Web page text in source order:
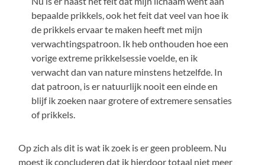
bepaalde prikkels, ook het feit dat veel van hoe ik
de prikkels ervaar te maken heeft met mijn
verwachtingspatroon. Ik heb onthouden hoe een
vorige extreme prikkelsessie voelde, en ik
verwacht dan van nature minstens hetzelfde. In
dat patroon, is er natuurlijk nooit een einde en
blijf ik zoeken naar grotere of extremere sensaties
of prikkels.
Op zich als dit is wat ik zoek is er geen probleem. Nu
moest ik concluderen dat ik hierdoor totaal niet meer